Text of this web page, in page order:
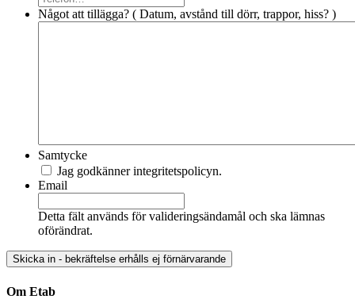
Något att tillägga? ( Datum, avstånd till dörr, trappor, hiss? )
Samtycke
Jag godkänner integritetspolicyn.
Email
Detta fält används för valideringsändamål och ska lämnas
oförändrat.
Om Etab